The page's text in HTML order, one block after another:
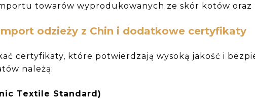
towarów wyprodukowanych ze skór kotów oraz
odzieży z Chin i dodatkowe certyfikaty
certyfikaty, które potwierdzają wysoką jakość i
należą:
Textile Standard)